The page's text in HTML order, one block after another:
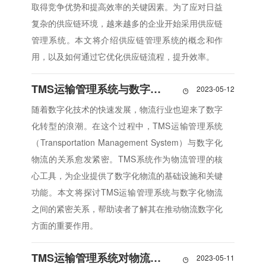
取得竞争优势和提高效率的关键因素。为了应对日益
复杂的供应链环境，越来越多的企业开始采用供应链
管理系统。本文将介绍供应链管理系统的概念和作
用，以及如何通过它优化供应链流程，提升效率。
TMS运输管理系统与数字化物流的紧密关系 2023-05-12
随着数字化技术的快速发展，物流行业也迎来了数字
化转型的浪潮。在这个过程中，TMS运输管理系统
（Transportation Management System）与数字化
物流的关系愈发紧密。TMS系统作为物流管理的核
心工具，为企业提供了数字化物流的基础设施和关键
功能。本文将探讨TMS运输管理系统与数字化物流
之间的紧密关系，帮助读者了解其在推动物流数字化
方面的重要作用。
TMS运输管理系统对物流成本的降低有何帮助 2023-05-11